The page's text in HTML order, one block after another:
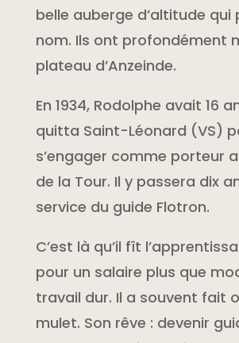
belle auberge d’altitude qui
nom. Ils ont profondément
plateau d’Anzeinde.
En 1934, Rodolphe avait 16
quitta Saint-Léonard (VS)
s’engager comme porteur
de la Tour. Il y passera dix
service du guide Flotron.
C’est là qu’il fît
pour un salaire plus que
travail dur. Il a souvent fait
mulet. Son rêve : devenir